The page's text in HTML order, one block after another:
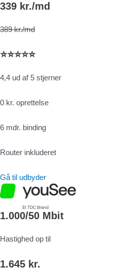
339 kr./md
389 kr./md
⭐⭐⭐⭐⭐
4,4 ud af 5 stjerner
0 kr. oprettelse
6 mdr. binding
Router inkluderet
Gå til udbyder
1.000/50 Mbit
Hastighed op til
1.645 kr.